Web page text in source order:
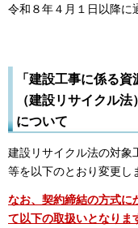
令和８年４月１日以降に
「建設工事に係る
（建設リサイクル
について
建設リサイクル法の対象
等を以下のとおり変更し
なお、契約締結の方式に
て以下の取扱いとなりま